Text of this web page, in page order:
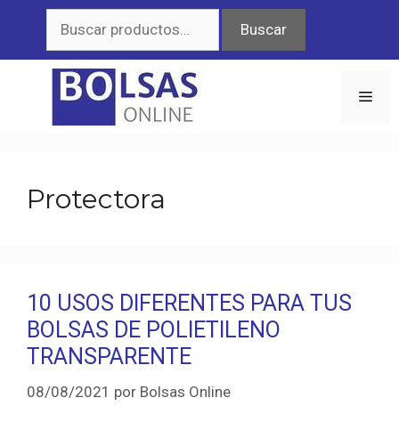
contenido
por:
Buscar
Protectora
10 USOS DIFERENTES PARA TUS
BOLSAS DE POLIETILENO
TRANSPARENTE
08/08/2021 por Bolsas Online